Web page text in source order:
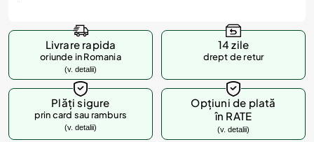
Livrare rapida
oriunde in Romania
(v. detalii)
14 zile
drept de retur
Plăți sigure
prin card sau ramburs
(v. detalii)
Opțiuni de plată
în RATE
(v. detalii)